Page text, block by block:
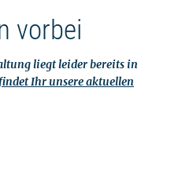
vorbei
liegt leider bereits in
Ihr unsere aktuellen